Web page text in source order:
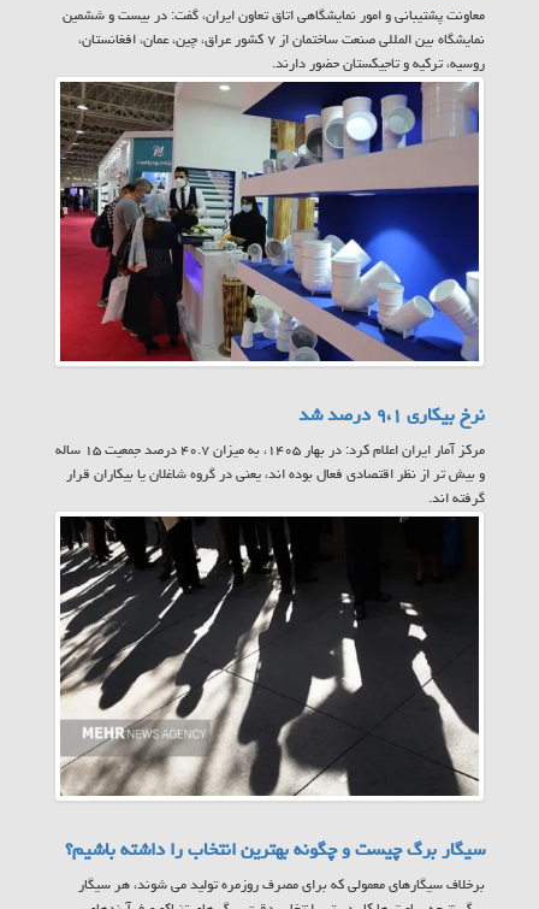
معاونت پشتیبانی و امور نمایشگاهی اتاق تعاون ایران، گفت: در بیست و ششمین
نمایشگاه بین المللی صنعت ساختمان از ۷ کشور عراق، چین، عمان، افغانستان،
روسیه، ترکیه و تاجیکستان حضور دارند.
نرخ بیکاری ۹،۱ درصد شد
مرکز آمار ایران اعلام کرد: در بهار ۱۴۰۵، به میزان ۴۰.۷ درصد جمعیت ۱۵ ساله
و بیش تر از نظر اقتصادی فعال بوده اند، یعنی در گروه شاغلان یا بیکاران قرار
گرفته اند.
سیگار برگ چیست و چگونه بهترین انتخاب را داشته باشیم؟
برخلاف سیگارهای معمولی که برای مصرف روزمره تولید می شوند، هر سیگار